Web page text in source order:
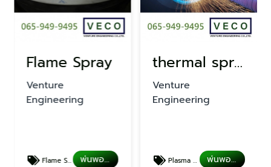
Flame Spray
Venture
Engineering
Flame Spray พ่นพอกผิวโลหะ
thermal spray coating
Venture
Engineering
Plasma spray พ่นพอกผิวโลหะ